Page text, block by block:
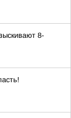
8-